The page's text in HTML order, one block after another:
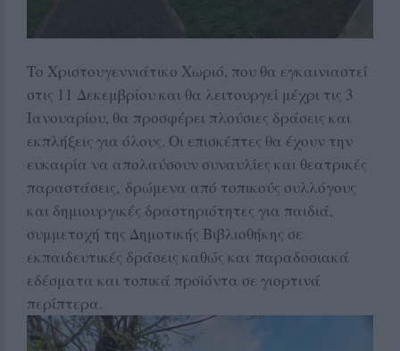
Το Χριστουγεννιάτικο Χωριό, που θα εγκαινιαστεί
στις 11 Δεκεμβρίου και θα λειτουργεί μέχρι τις 3
Ιανουαρίου, θα προσφέρει πλούσιες δράσεις και
εκπλήξεις για όλους. Οι επισκέπτες θα έχουν την
ευκαιρία να απολαύσουν συναυλίες και θεατρικές
παραστάσεις, δρώμενα από τοπικούς συλλόγους
και δημιουργικές δραστηριότητες για παιδιά,
συμμετοχή της Δημοτικής Βιβλιοθήκης σε
εκπαιδευτικές δράσεις καθώς και παραδοσιακά
εδέσματα και τοπικά προϊόντα σε γιορτινά
περίπτερα.